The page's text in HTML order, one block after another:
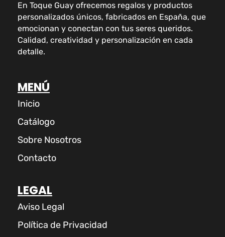
En Toque Guay ofrecemos regalos y productos
personalizados únicos, fabricados en España, que
emocionan y conectan con tus seres queridos.
Calidad, creatividad y personalización en cada
detalle.
MENÚ
Inicio
Catálogo
Sobre Nosotros
Contacto
LEGAL
Aviso Legal
Política de Privacidad